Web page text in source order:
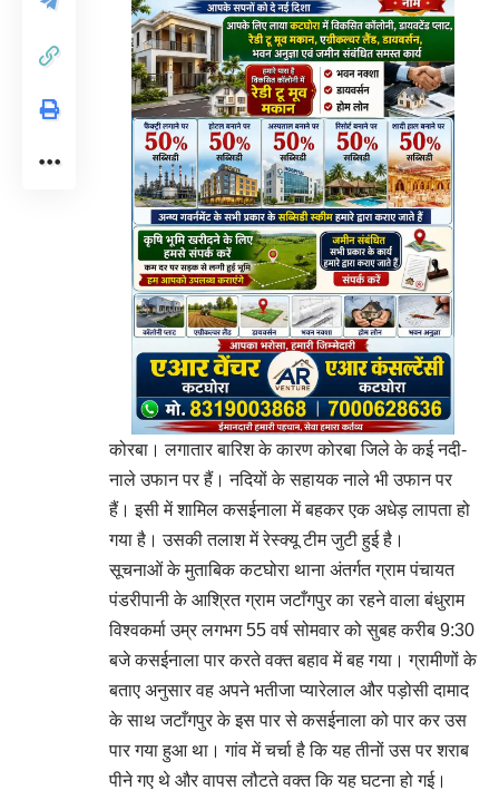
कोरबा। लगातार बारिश के कारण कोरबा जिले के कई नदी-
नाले उफान पर हैं। नदियों के सहायक नाले भी उफान पर
हैं। इसी में शामिल कसईनाला में बहकर एक अधेड़ लापता हो
गया है। उसकी तलाश में रेस्क्यू टीम जुटी हुई है।
सूचनाओं के मुताबिक कटघोरा थाना अंतर्गत ग्राम पंचायत
पंडरीपानी के आश्रित ग्राम जटाँगपुर का रहने वाला बंधुराम
विश्वकर्मा उम्र लगभग 55 वर्ष सोमवार को सुबह करीब 9:30
बजे कसईनाला पार करते वक्त बहाव में बह गया। ग्रामीणों के
बताए अनुसार वह अपने भतीजा प्यारेलाल और पड़ोसी दामाद
के साथ जटाँगपुर के इस पार से कसईनाला को पार कर उस
पार गया हुआ था। गांव में चर्चा है कि यह तीनों उस पर शराब
पीने गए थे और वापस लौटते वक्त कि यह घटना हो गई।